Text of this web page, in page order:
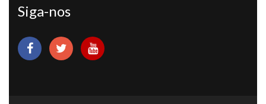
Siga-nos